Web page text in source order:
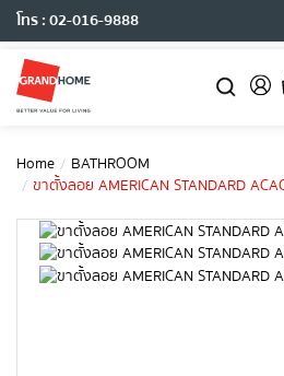
โทร : 02-016-9888
Home
BATHROOM
ขาตั้งลอย AMERICAN STANDARD